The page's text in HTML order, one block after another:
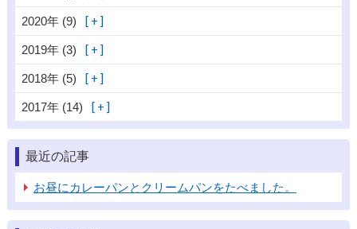
2020年 (9)
2019年 (3)
2018年 (5)
2017年 (14)
最近の記事
お昼にカレーパンとクリームパンをたべました。